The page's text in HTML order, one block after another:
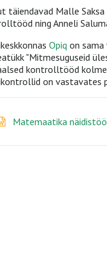
täiendavad Malle
ning Anneli
Opiq on sama
"Mitmesuguseid
kontrolltööd
on vastavates
Matemaatika